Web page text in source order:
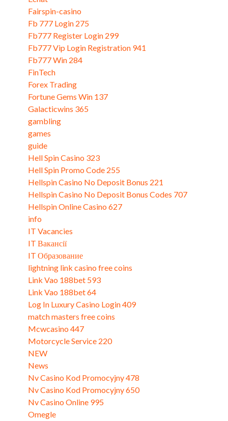
Fairspin-casino
Fb 777 Login 275
Fb777 Register Login 299
Fb777 Vip Login Registration 941
Fb777 Win 284
FinTech
Forex Trading
Fortune Gems Win 137
Galacticwins 365
gambling
games
guide
Hell Spin Casino 323
Hell Spin Promo Code 255
Hellspin Casino No Deposit Bonus 221
Hellspin Casino No Deposit Bonus Codes 707
Hellspin Online Casino 627
info
IT Vacancies
IT Вакансії
IT Образование
lightning link casino free coins
Link Vao 188bet 593
Link Vao 188bet 64
Log In Luxury Casino Login 409
match masters free coins
Mcwcasino 447
Motorcycle Service 220
NEW
News
Nv Casino Kod Promocyjny 478
Nv Casino Kod Promocyjny 650
Nv Casino Online 995
Omegle